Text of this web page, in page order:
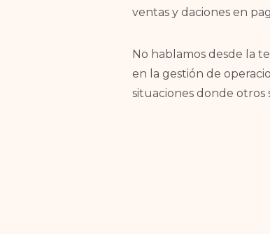
ventas y daciones en
No hablamos desde la
en la gestión de
situaciones donde otros